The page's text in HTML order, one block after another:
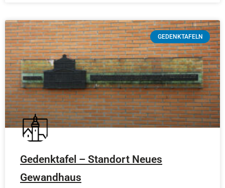
GEDENKTAFELN
Gedenktafel – Standort Neues
Gewandhaus